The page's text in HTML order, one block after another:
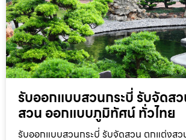
รับออกแบบสวนกระบี่ รับจัดส
สวน ออกแบบภูมิทัศน์ ทั่วไทย
รับออกแบบสวนกระบี่ รับจัดสวน ตกแต่งส